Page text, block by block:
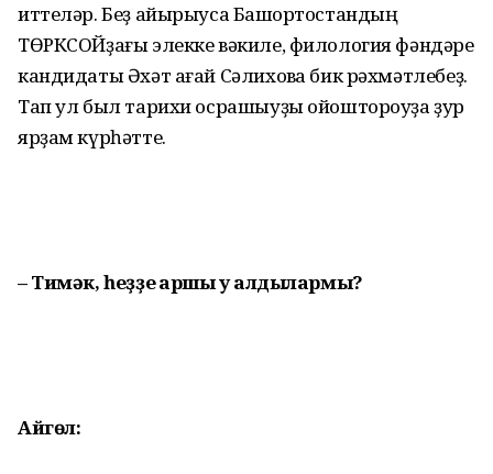
иттеләр. Беҙ айырыуса Башҡорт­ос­тандың
ТӨРКСОЙҙағы элекке вәкиле, филология фәндәре
кандидаты Әхәт ағай Сәлиховҡа бик рәхмәтлебеҙ.
Тап ул был тарихи осрашыуҙы ойоштороу­ҙа ҙур
ярҙам күрһәтте.
– Тимәк, һеҙҙе ҡаршы уҡ алдылармы?
Айгөл: